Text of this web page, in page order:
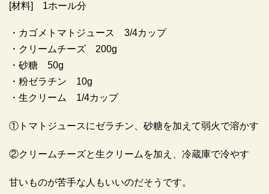
[材料] 1ホール分
・カゴメトマトジュース 3/4カップ
・クリームチーズ 200g
・砂糖 50g
・粉ゼラチン 10g
・生クリーム 1/4カップ
①トマトジュースにゼラチン、砂糖を加えて弱火で溶かす
②クリームチーズと生クリームを加え、冷蔵庫で冷やす
甘いものが苦手な人もいいのだそうです。